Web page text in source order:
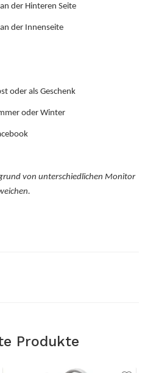
der Hinteren Seite
der Innenseite
oder als Geschenk
oder Winter
von unterschiedlichen Monitor
Produkte